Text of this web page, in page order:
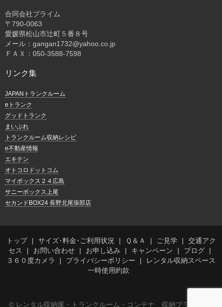
合同会社プライム
〒 790-0063
愛媛県松山市辻町５番８号
メール：gangan1732@yahoo.co.jp
ＦＡＸ：050-3588-7598
リンク集
JAPANトランクルーム
eトランク
グッドトランク
まいぷれ
トランクルーム収納レシピ
e不動産情報
エキテン
オトコロドットコム
マイボックス２４広島
サニーボックス上尾
セカンドBOX24 長野北尾張部店
トップ サイズ･料金･ご利用状況 Ｑ＆Ａ ご見学
交通アク
セス
お問い合わせ お申し込み キャンペーン
ブログ
３６０度カメラ
プライバシーポリシー
レンタル収納スペース
一時使用約款
© レンタル収納庫・トランクルーム・コンテナ 収納プラス内宮店